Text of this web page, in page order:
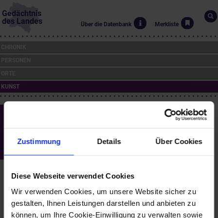
Zustimmung Details Über Cookies
Diese Webseite verwendet Cookies
Wir verwenden Cookies, um unsere Website sicher zu
gestalten, Ihnen Leistungen darstellen und anbieten zu
können, um Ihre Cookie-Einwilligung zu verwalten sowie
Gedächtnis
des Landes
Über die Datenbank Merkliste
KUNST
St. Pölten - "Quadrant", Gestaltung des
Freiraums bei der Landessportschule
(1991 bis 1993)
Eva Afuhs (*1954)
Eva Ahfus:
"Die Arbeit 'Quadrant' liegt in einem sehr großen, offenen Freiraum,
der gleichsam wie gepflegte Natur zu betrachten ist. Die Größe
der zur Verfügung stehenden Fläche ermöglicht es, ein in sich
geschlossenes Gesamtkonzept zu entwickeln, das in seinen